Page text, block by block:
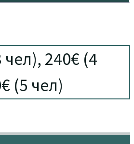
экскурсия в Барселоне заряди
чел), 240€ (4
(5 чел)